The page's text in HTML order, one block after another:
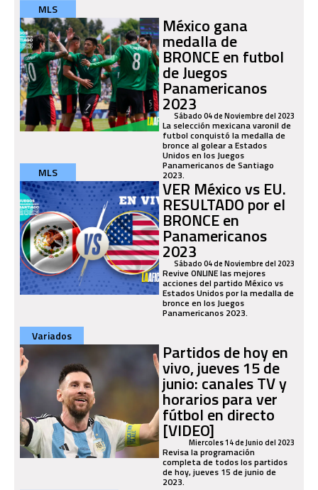
MLS
México gana
medalla de
BRONCE en futbol
de Juegos
Panamericanos
2023
Sábado 04 de Noviembre del 2023
La selección mexicana varonil de
futbol conquistó la medalla de
bronce al golear a Estados
Unidos en los Juegos
Panamericanos de Santiago
2023.
MLS
VER México vs EU.
RESULTADO por el
BRONCE en
Panamericanos
2023
Sábado 04 de Noviembre del 2023
Revive ONLINE las mejores
acciones del partido México vs
Estados Unidos por la medalla de
bronce en los Juegos
Panamericanos 2023.
Variados
Partidos de hoy en
vivo, jueves 15 de
junio: canales TV y
horarios para ver
fútbol en directo
[VIDEO]Miercoles 14 de Junio del 2023
Revisa la programación
completa de todos los partidos
de hoy, jueves 15 de junio de
2023.